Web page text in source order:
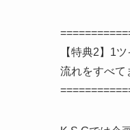
【特典2】1
流れをすべて